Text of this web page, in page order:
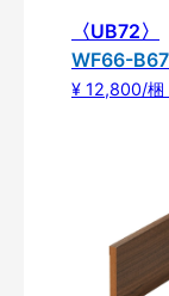
〈UB72〉
WF66-
¥ 12,800/梱